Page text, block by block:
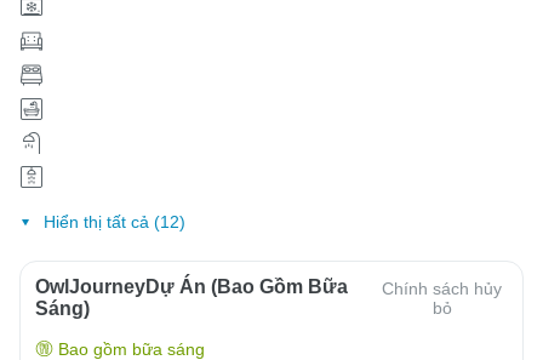
Hiển thị tất cả (12)
OwlJourneyDự Án (Bao Gồm Bữa
Sáng)
Chính sách hủy
bỏ
Bao gồm bữa sáng